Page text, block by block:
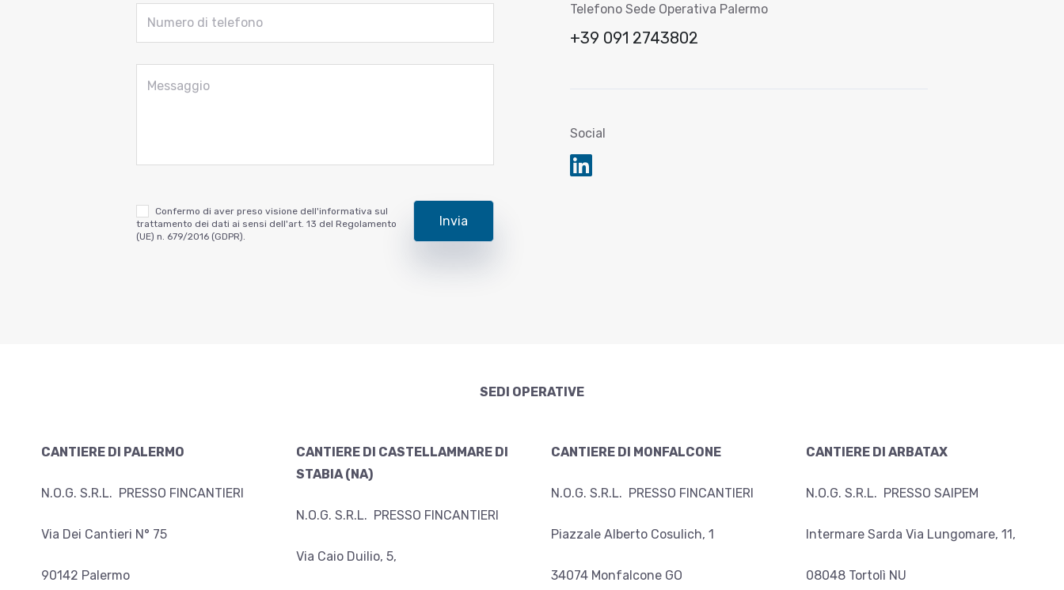
Confermo di aver preso visione dell'informativa sul
trattamento dei dati ai sensi dell'art. 13 del Regolamento
(UE) n. 679/2016 (GDPR).
Telefono Sede Operativa Palermo
+39 091 2743802
Social
SEDI OPERATIVE
CANTIERE DI PALERMO
N.O.G. S.R.L. PRESSO FINCANTIERI
Via Dei Cantieri N° 75
90142 Palermo
CANTIERE DI CASTELLAMMARE DI
STABIA (NA)
N.O.G. S.R.L. PRESSO FINCANTIERI
Via Caio Duilio, 5,
CANTIERE DI MONFALCONE
N.O.G. S.R.L. PRESSO FINCANTIERI
Piazzale Alberto Cosulich, 1
34074 Monfalcone GO
CANTIERE DI ARBATAX
N.O.G. S.R.L. PRESSO SAIPEM
Intermare Sarda Via Lungomare, 11,
08048 Tortolì NU